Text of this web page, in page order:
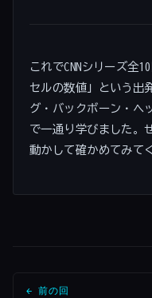
これでCNNシリーズ全
セルの数値」という出
グ・バックボーン・ヘ
で一通り学びました。
動かして確かめてみて
← 前の回